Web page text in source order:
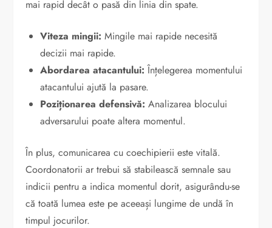
mai rapid decât o pasă din linia din spate.
Viteza mingii: Mingile mai rapide necesită
decizii mai rapide.
Abordarea atacantului: Înțelegerea momentului
atacantului ajută la pasare.
Poziționarea defensivă: Analizarea blocului
adversarului poate altera momentul.
În plus, comunicarea cu coechipierii este vitală.
Coordonatorii ar trebui să stabilească semnale sau
indicii pentru a indica momentul dorit, asigurându-se
că toată lumea este pe aceeași lungime de undă în
timpul jocurilor.